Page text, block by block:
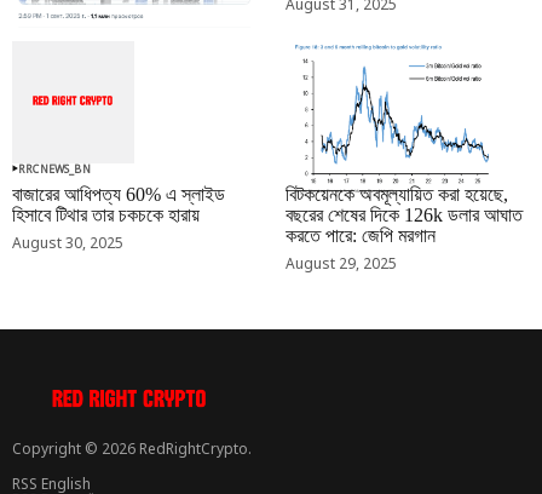
RRCNEWS_BN
বাজারের আধিপত্য 60% এ স্লাইড
হিসাবে টিথার তার চকচকে হারায়
August 30, 2025
RRCNEWS_BN
বিটকয়েনকে অবমূল্যায়িত করা হয়েছে,
বছরের শেষের দিকে 126k ডলার আঘাত
করতে পারে: জেপি মরগান
August 29, 2025
Copyright © 2026 RedRightCrypto.
RSS English